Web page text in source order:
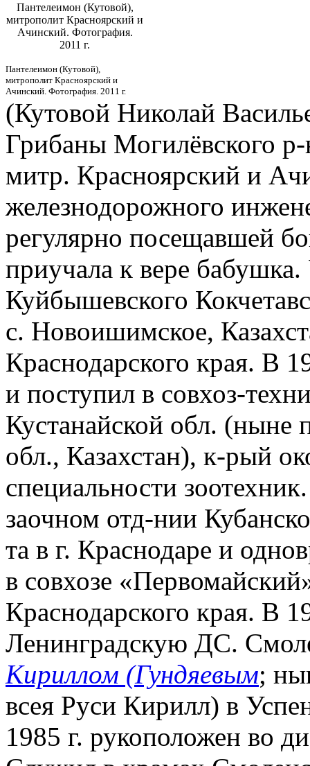
Пантелеимон (Кутовой),
митрополит Красноярский и
Ачинский. Фотография.
2011 г.
Пантелеимон (Кутовой),
митрополит Красноярский и
Ачинский. Фотография. 2011 г.
(Кутовой Николай
Грибаны Могилёвского
митр. Красноярский и
железнодорожного
регулярно посещавшей
приучала к вере
Куйбышевского
с. Новоишимское,
Краснодарского края. В
и поступил в совхоз-
Кустанайской обл. (ныне
обл., Казахстан), к-рый
специальности
заочном отд-нии
та в г. Краснодаре и
в совхозе
Краснодарского края. В
Ленинградскую ДС.
Кириллом (Гундяевым;
всея Руси Кирилл) в
1985 г. рукоположен во